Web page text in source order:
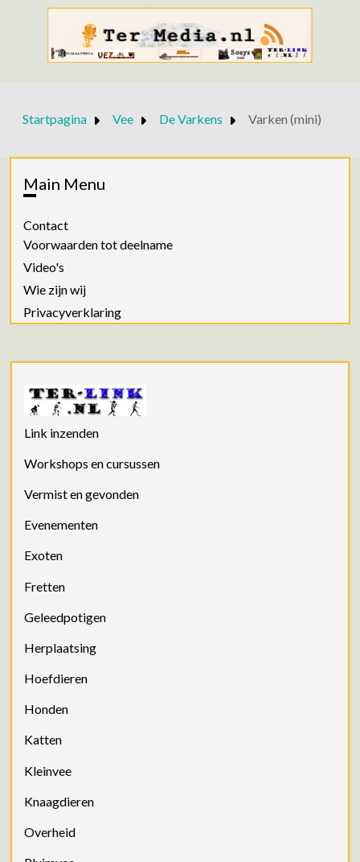
Startpagina Vee De Varkens Varken (mini)
Main Menu
Contact
Voorwaarden tot deelname
Video's
Wie zijn wij
Privacyverklaring
Link inzenden
Workshops en cursussen
Vermist en gevonden
Evenementen
Exoten
Fretten
Geleedpotigen
Herplaatsing
Hoefdieren
Honden
Katten
Kleinvee
Knaagdieren
Overheid